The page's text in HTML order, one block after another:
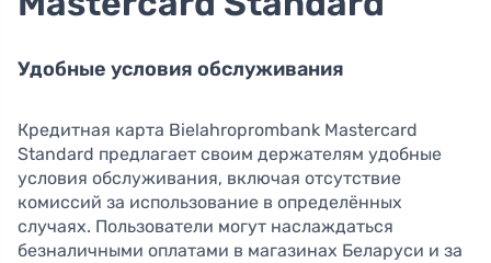
Удобные условия обслуживания
Кредитная карта Bielahroprombank Mastercard
Standard предлагает своим держателям удобные
условия обслуживания, включая отсутствие
комиссий за использование в определённых
случаях. Пользователи могут наслаждаться
безналичными оплатами в магазинах Беларуси и за